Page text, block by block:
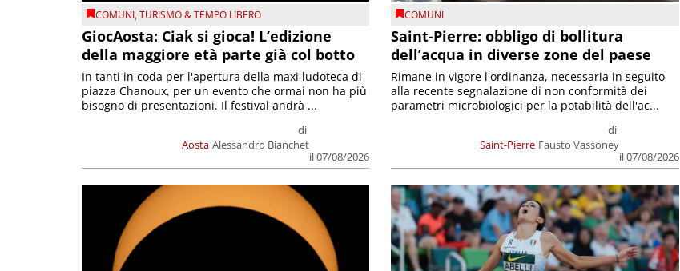
COMUNI,TURISMO & TEMPO LIBERO
GiocAosta: Ciak si gioca! L’edizione
della maggiore età parte già col botto
Aosta
di
Alessandro Bianchet
il 07/08/2026
In tanti in coda per l'apertura della maxi ludoteca di
piazza Chanoux, per un evento che ormai non ha più
bisogno di presentazioni. Il festival andrà ...
COMUNI
Saint-Pierre: obbligo di bollitura
dell’acqua in diverse zone del paese
Saint-Pierre
di
Fausto Vassoney
il 07/08/2026
Rimane in vigore l'ordinanza, necessaria in seguito
alla recente segnalazione di non conformità dei
parametri microbiologici per la potabilità dell'ac...